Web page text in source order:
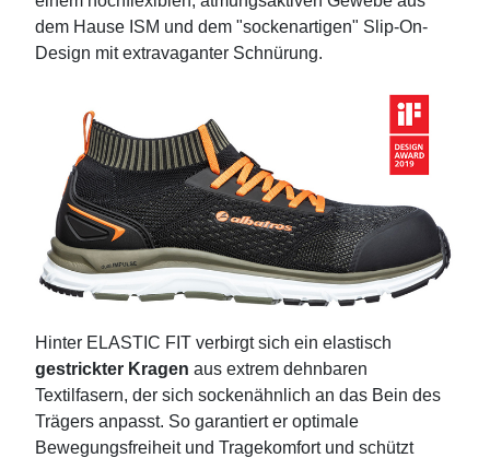
dem Hause ISM und dem "sockenartigen" Slip-On-
Design mit extravaganter Schnürung.
Hinter ELASTIC FIT verbirgt sich ein elastisch
gestrickter Kragen aus extrem dehnbaren
Textilfasern, der sich sockenähnlich an das Bein des
Trägers anpasst. So garantiert er optimale
Bewegungsfreiheit und Tragekomfort und schützt